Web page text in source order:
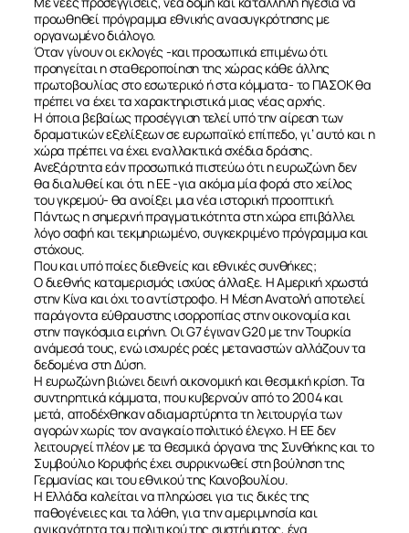
προωθηθεί πρόγραμμα εθνικής ανασυγκρότησης με
οργανωμένο διάλογο.
Όταν γίνουν οι εκλογές -και προσωπικά επιμένω ότι
προηγείται η σταθεροποίηση της χώρας κάθε άλλης
πρωτοβουλίας στο εσωτερικό ή στα κόμματα- το ΠΑΣΟΚ θα
πρέπει να έχει τα χαρακτηριστικά μιας νέας αρχής.
Η όποια βεβαίως προσέγγιση τελεί υπό την αίρεση των
δραματικών εξελίξεων σε ευρωπαϊκό επίπεδο, γι’ αυτό και η
χώρα πρέπει να έχει εναλλακτικά σχέδια δράσης.
Ανεξάρτητα εάν προσωπικά πιστεύω ότι η ευρωζώνη δεν
θα διαλυθεί και ότι η EE -για ακόμα μία φορά στο χείλος
του γκρεμού- θα ανοίξει μια νέα ιστορική προοπτική.
Πάντως η σημερινή πραγματικότητα στη χώρα επιβάλλει
λόγο σαφή και τεκμηριωμένο, συγκεκριμένο πρόγραμμα και
στόχους.
Που και υπό ποίες διεθνείς και εθνικές συνθήκες;
Ο διεθνής καταμερισμός ισχύος άλλαξε. Η Αμερική χρωστά
στην Κίνα και όχι το αντίστροφο. Η Μέση Ανατολή αποτελεί
παράγοντα εύθραυστης ισορροπίας στην οικονομία και
στην παγκόσμια ειρήνη. Οι G7 έγιναν G20 με την Τουρκία
ανάμεσά τους, ενώ ισχυρές ροές μεταναστών αλλάζουν τα
δεδομένα στη Δύση.
Η ευρωζώνη βιώνει δεινή οικονομική και θεσμική κρίση. Τα
συντηρητικά κόμματα, που κυβερνούν από το 2004 και
μετά, αποδέχθηκαν αδιαμαρτύρητα τη λειτουργία των
αγορών χωρίς τον αναγκαίο πολιτικό έλεγχο. Η EE δεν
λειτουργεί πλέον με τα θεσμικά όργανα της Συνθήκης και το
Συμβούλιο Κορυφής έχει συρρικνωθεί στη βούληση της
Γερμανίας και του εθνικού της Κοινοβουλίου.
Η Ελλάδα καλείται να πληρώσει για τις δικές της
παθογένειες και τα λάθη, για την αμεριμνησία και
ανικανότητα του πολιτικού της συστήματος, ένα